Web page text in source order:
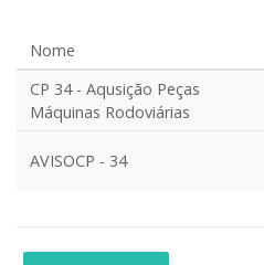
Nome
CP 34 - Aqusição Peças
Máquinas Rodoviárias
AVISOCP - 34